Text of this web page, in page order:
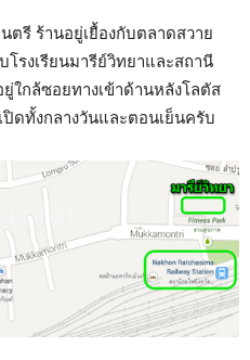
รี ร้านอยู่เยื้องกับตลาดสวาย
โรงเรียนมารีย์วิทยาและสถานี
ใกล้ซอยทางเข้าด้านหลังโลตัส
ปิดทั้งกลางวันและตอนเย็นครับ